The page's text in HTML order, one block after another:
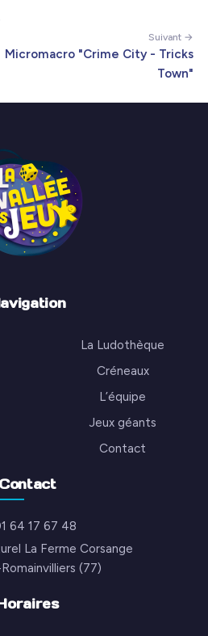
Suivant →
Micromacro "Crime City - Tricks
Town"
La Ludothèque
Créneaux
L’équipe
Jeux géants
Contact
Contact
64 17 67 48
La Ferme Corsange
(77)